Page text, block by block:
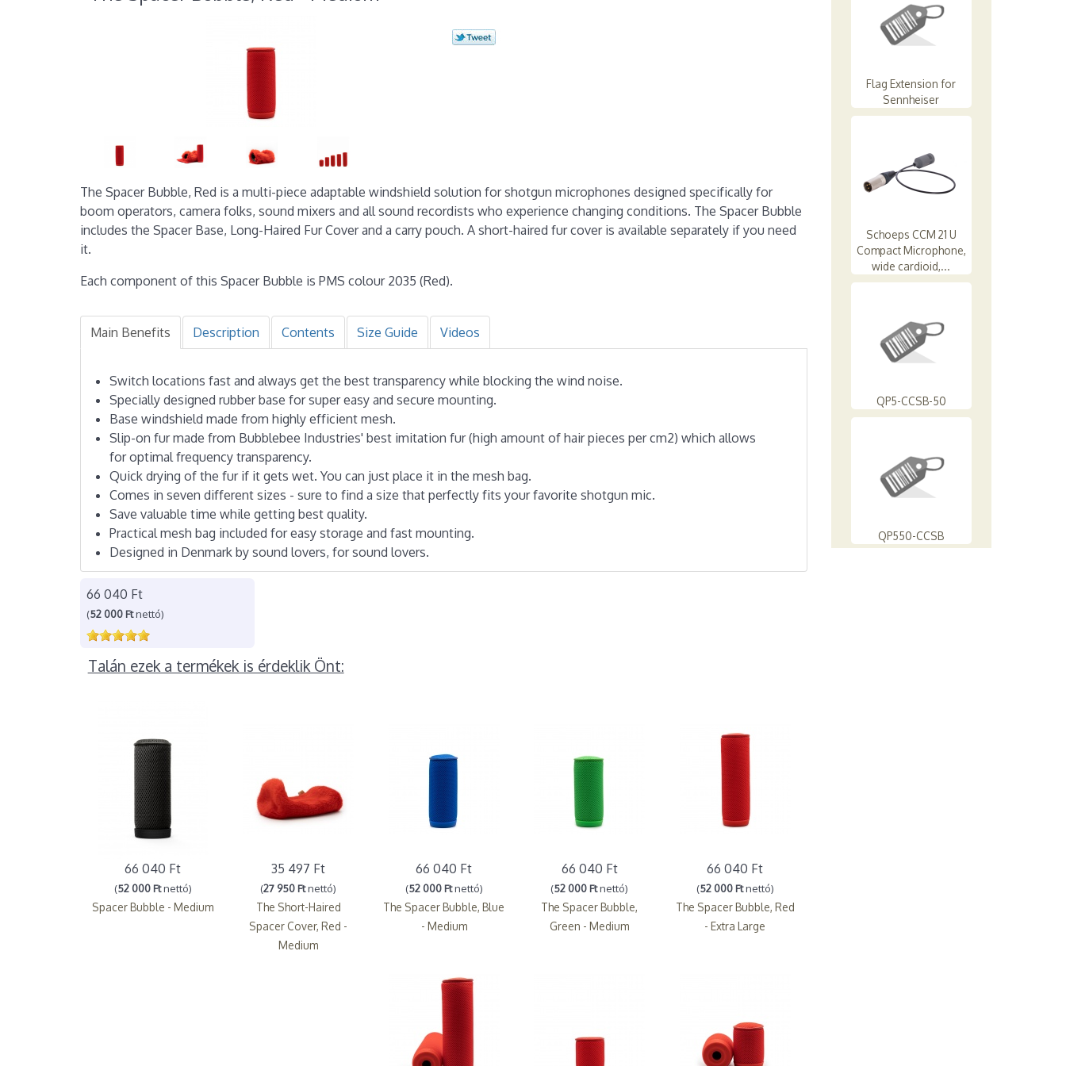
The Spacer Bubble, Red is a multi-piece adaptable windshield solution for shotgun microphones designed specifically for
boom operators, camera folks, sound mixers and all sound recordists who experience changing conditions. The Spacer Bubble
includes the Spacer Base, Long-Haired Fur Cover and a carry pouch. A short-haired fur cover is available separately if you need
it.
Each component of this Spacer Bubble is PMS colour 2035 (Red).
Main Benefits Description Contents Size Guide Videos
Switch locations fast and always get the best transparency while blocking the wind noise.
Specially designed rubber base for super easy and secure mounting.
Base windshield made from highly efficient mesh.
Slip-on fur made from Bubblebee Industries' best imitation fur (high amount of hair pieces per cm2) which allows
for optimal frequency transparency.
Quick drying of the fur if it gets wet. You can just place it in the mesh bag.
Comes in seven different sizes - sure to find a size that perfectly fits your favorite shotgun mic.
Save valuable time while getting best quality.
Practical mesh bag included for easy storage and fast mounting.
Designed in Denmark by sound lovers, for sound lovers.
66 040 Ft
(52 000 Ftnettó)
Talán ezek a termékek is érdeklik Önt:
66 040 Ft
(52 000 Ftnettó)
Spacer Bubble - Medium
35 497 Ft
(27 950 Ftnettó)
The Short-Haired
Spacer Cover, Red -
Medium
66 040 Ft
(52 000 Ftnettó)
The Spacer Bubble, Blue
- Medium
66 040 Ft
(52 000 Ftnettó)
The Spacer Bubble,
Green - Medium
66 040 Ft
(52 000 Ftnettó)
The Spacer Bubble, Red
- Extra Large
Flag Extension for
Sennheiser
Schoeps CCM 21 U
Compact Microphone,
wide cardioid,...
QP5-CCSB-50
QP550-CCSB